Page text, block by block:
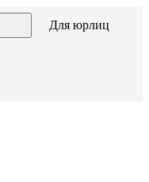
Для юрлиц